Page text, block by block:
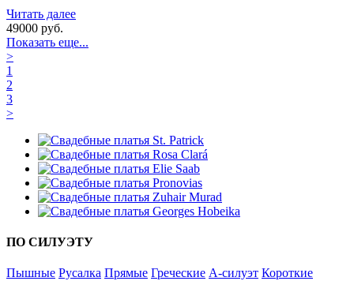
Читать далее
49000 руб.
Показать еще...
>
1
2
3
>
ПО СИЛУЭТУ
Пышные Русалка Прямые Греческие А-силуэт Короткие